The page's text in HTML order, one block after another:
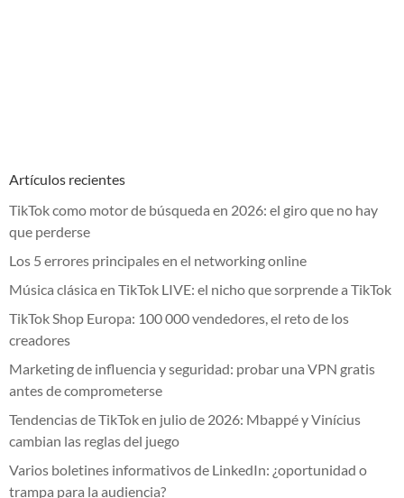
Artículos recientes
TikTok como motor de búsqueda en 2026: el giro que no hay
que perderse
Los 5 errores principales en el networking online
Música clásica en TikTok LIVE: el nicho que sorprende a TikTok
TikTok Shop Europa: 100 000 vendedores, el reto de los
creadores
Marketing de influencia y seguridad: probar una VPN gratis
antes de comprometerse
Tendencias de TikTok en julio de 2026: Mbappé y Vinícius
cambian las reglas del juego
Varios boletines informativos de LinkedIn: ¿oportunidad o
trampa para la audiencia?